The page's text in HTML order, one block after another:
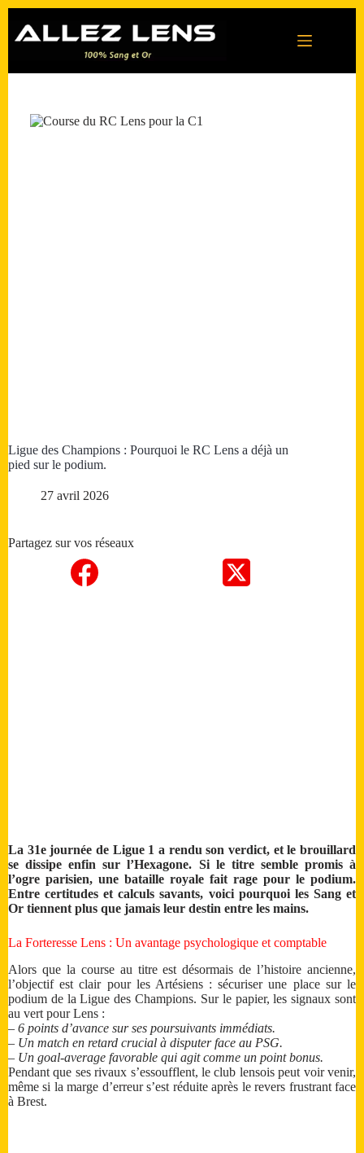
contenu
Ligue des Champions : Pourquoi le RC Lens a déjà un
pied sur le podium.
27 avril 2026
Partagez sur vos réseaux
La 31e journée de Ligue 1 a rendu son verdict, et le brouillard
se dissipe enfin sur l’Hexagone. Si le titre semble promis à
l’ogre parisien, une bataille royale fait rage pour le podium.
Entre certitudes et calculs savants, voici pourquoi les Sang et
Or tiennent plus que jamais leur destin entre les mains.
La Forteresse Lens : Un avantage psychologique et comptable
Alors que la course au titre est désormais de l’histoire ancienne,
l’objectif est clair pour les Artésiens : sécuriser une place sur le
podium de la Ligue des Champions. Sur le papier, les signaux sont
au vert pour Lens :
– 6 points d’avance sur ses poursuivants immédiats.
– Un match en retard crucial à disputer face au PSG.
– Un goal-average favorable qui agit comme un point bonus.
Pendant que ses rivaux s’essoufflent, le club lensois peut voir venir,
même si la marge d’erreur s’est réduite après le revers frustrant face
à Brest.